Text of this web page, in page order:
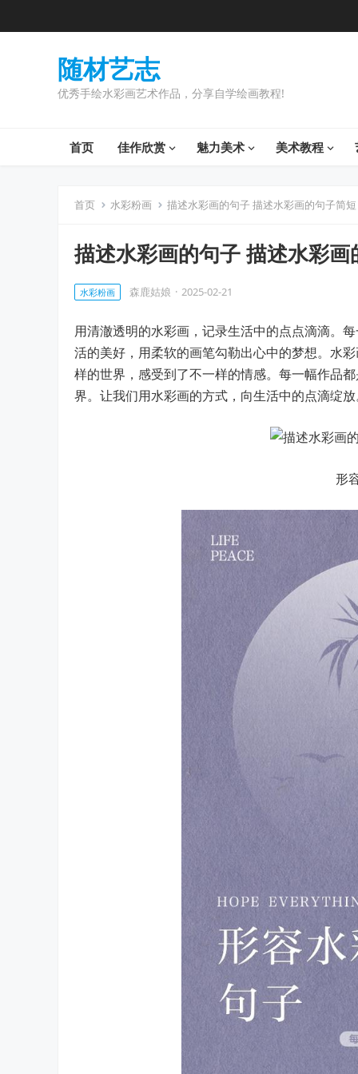
随材艺志
优秀手绘水彩画艺术作品，分享自学绘画教程!
首页 佳作欣赏 魅力美术 美术教程
首页 水彩粉画 描述水彩画的句子 描述水彩画的句子简短
描述水彩画的句子 描述水彩画
水彩粉画 森鹿姑娘 · 2025-02-21
用清澈透明的水彩画，记录生活中的点点滴滴。
活的美好，用柔软的画笔勾勒出心中的梦想。水
样的世界，感受到了不一样的情感。每一幅作品
界。让我们用水彩画的方式，向生活中的点滴绽
形